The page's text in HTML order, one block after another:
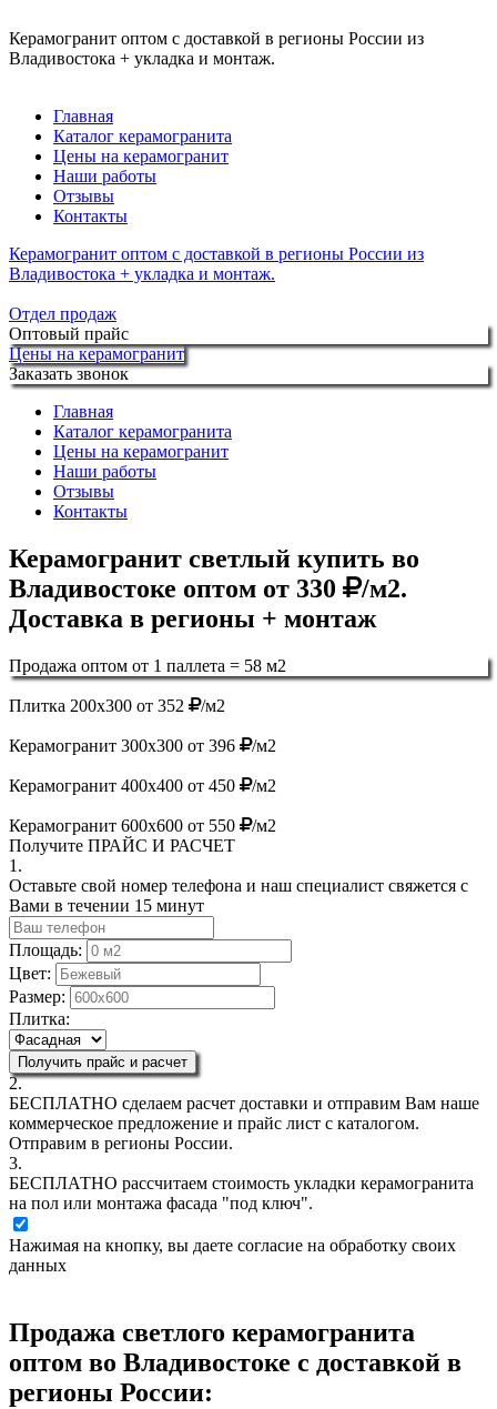
Керамогранит оптом с доставкой в регионы России из
Владивостока + укладка и монтаж.
Главная
Каталог керамогранита
Цены на керамогранит
Наши работы
Отзывы
Контакты
Керамогранит оптом с доставкой в регионы России из
Владивостока + укладка и монтаж.
Отдел продаж
Оптовый прайс
Цены на керамогранит
Заказать звонок
Главная
Каталог керамогранита
Цены на керамогранит
Наши работы
Отзывы
Контакты
Керамогранит светлый купить во
Владивостоке оптом от 330
/м2.
Доставка в регионы + монтаж
Продажа оптом от 1 паллета = 58 м2
Плитка 200х300 от 352 /м2
Керамогранит 300х300 от 396 /м2
Керамогранит 400х400 от 450 /м2
Керамогранит 600х600 от 550
/м2
Получите ПРАЙС И РАСЧЕТ
1.
Оставьте свой номер телефона и наш специалист свяжется с
Вами в течении 15 минут
Площадь:
Цвет:
Размер:
Плитка:
Получить прайс и расчет
2.
БЕСПЛАТНО сделаем расчет доставки и отправим Вам наше
коммерческое предложение и прайс лист с каталогом.
Отправим в регионы России.
3.
БЕСПЛАТНО рассчитаем стоимость укладки керамогранита
на пол или монтажа фасада "под ключ".
Нажимая на кнопку, вы даете согласие на обработку своих
данных
Продажа светлого керамогранита
оптом во Владивостоке с доставкой в
регионы России: